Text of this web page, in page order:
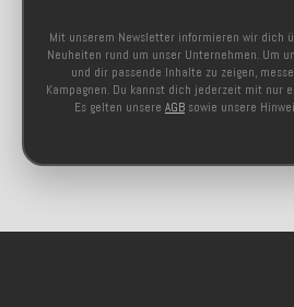
Mit unserem Newsletter informieren wir dich
Neuheiten rund um unser Unternehmen. Um
und dir passende Inhalte zu zeigen,
Kampagnen. Du kannst dich jederzeit mit nur
Es gelten unsere AGB sowie unsere